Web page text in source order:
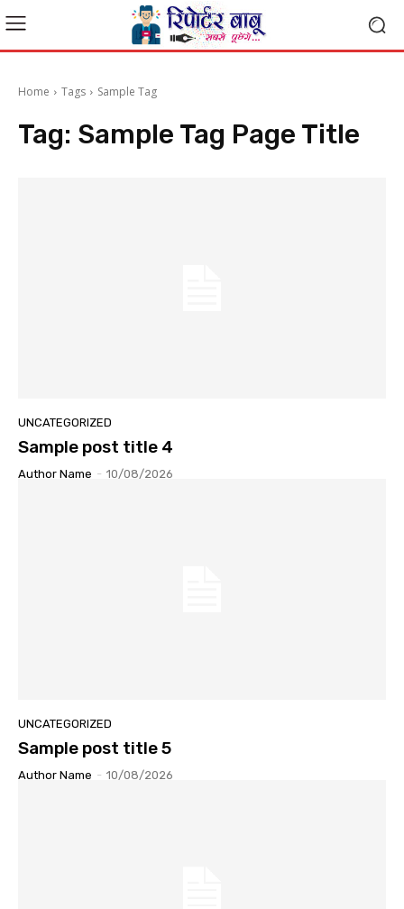
Home Tags Sample Tag
Tag: Sample Tag Page Title
UNCATEGORIZED
Sample post title 4
Author Name - 10/08/2026
UNCATEGORIZED
Sample post title 5
Author Name - 10/08/2026